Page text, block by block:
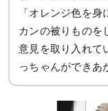
「オレンジ色を
カンの被りものを
意見を取り入れて
っちゃんができあ